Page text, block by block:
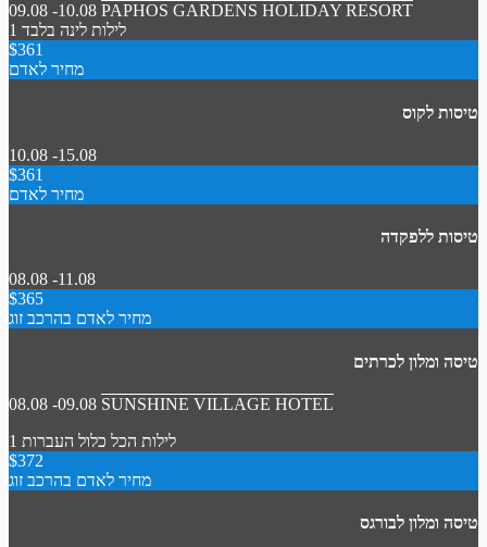
09.08 -10.08 PAPHOS GARDENS HOLIDAY RESORT
1 לילות לינה בלבד
$361
מחיר לאדם
טיסות לקוס
10.08 -15.08
$361
מחיר לאדם
טיסות ללפקדה
08.08 -11.08
$365
מחיר לאדם בהרכב זוג
טיסה ומלון לכרתים
08.08 -09.08 SUNSHINE VILLAGE HOTEL
1 לילות הכל כלול העברות
$372
מחיר לאדם בהרכב זוג
טיסה ומלון לבורגס